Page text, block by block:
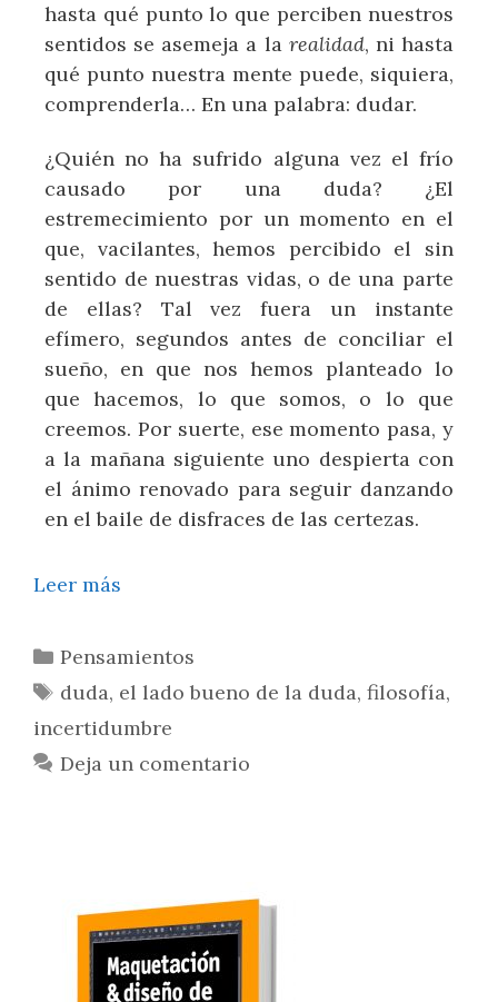
hasta qué punto lo que perciben nuestros
sentidos se asemeja a la realidad, ni hasta
qué punto nuestra mente puede, siquiera,
comprenderla… En una palabra: dudar.
¿Quién no ha sufrido alguna vez el frío
causado por una duda? ¿El
estremecimiento por un momento en el
que, vacilantes, hemos percibido el sin
sentido de nuestras vidas, o de una parte
de ellas? Tal vez fuera un instante
efímero, segundos antes de conciliar el
sueño, en que nos hemos planteado lo
que hacemos, lo que somos, o lo que
creemos. Por suerte, ese momento pasa, y
a la mañana siguiente uno despierta con
el ánimo renovado para seguir danzando
en el baile de disfraces de las certezas.
Leer más
Pensamientos
duda, el lado bueno de la duda, filosofía,
incertidumbre
Deja un comentario